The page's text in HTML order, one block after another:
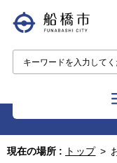
現在の場所 : トップ >